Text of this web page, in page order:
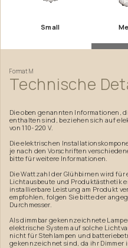
Small
FormatM
Technische
Die oben genannten Informationen,
enthalten sind, beziehen sich auf
von 110-220 V.
Die elektrischen
je nach den Vorschriften
bitte für weitere Informationen.
Die Wattzahl der Glühbirnen wird
Lichtausbeute und Produktästhetik
installierbare Leistung am Produkt
empfohlen, folgen Sie bitte der
Durchmesser.
Als dimmbar gekennzeichnete
elektrische System auf solche
nicht für Stehlampen und
gekennzeichnet sind, da ihr Dimmer